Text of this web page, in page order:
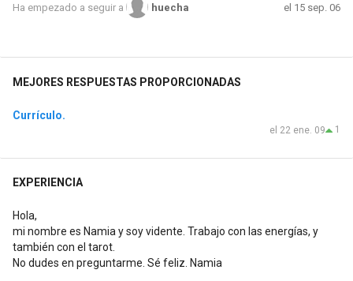
Ha empezado a seguir a huecha el 15 sep. 06
MEJORES RESPUESTAS PROPORCIONADAS
Currículo.
1
el 22 ene. 09
EXPERIENCIA
Hola,
mi nombre es Namia y soy vidente. Trabajo con las energías, y
también con el tarot.
No dudes en preguntarme. Sé feliz. Namia